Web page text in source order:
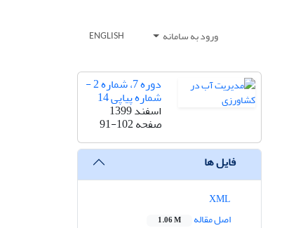
ورود به سامانه ENGLISH
دوره 7، شماره 2 -
شماره پیاپی 14
اسفند 1399
صفحه91-102
فایل ها
اصل مقاله
1.06 M